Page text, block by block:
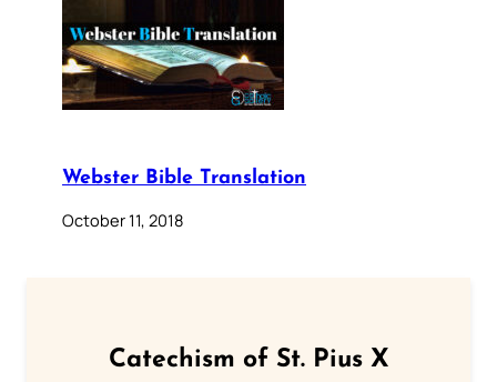
Webster Bible Translation
October 11, 2018
Catechism of St. Pius X